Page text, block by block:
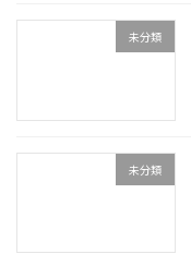
未分類
未分類